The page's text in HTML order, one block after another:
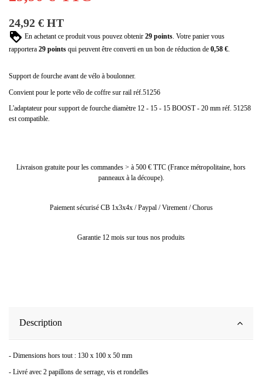
24,92 € HT
En achetant ce produit vous pouvez obtenir 29 points. Votre panier vous
rapportera 29 points qui peuvent être converti en un bon de réduction de 0,58 €.
Support de fourche avant de vélo à boulonner.
Convient pour le porte vélo de coffre sur rail réf.51256
L'adaptateur pour support de fourche diamètre 12 - 15 - 15 BOOST - 20 mm réf. 51258
est compatible.
Livraison gratuite pour les commandes > à 500 € TTC (France métropolitaine, hors
panneaux à la découpe).
Paiement sécurisé CB 1x3x4x / Paypal / Virement / Chorus
Garantie 12 mois sur tous nos produits
Description
- Dimensions hors tout : 130 x 100 x 50 mm
- Livré avec 2 papillons de serrage, vis et rondelles